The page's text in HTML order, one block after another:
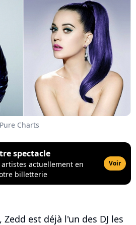
Charts
spectacle
artistes actuellement en
billetterie
Voir
est déjà l'un des DJ les